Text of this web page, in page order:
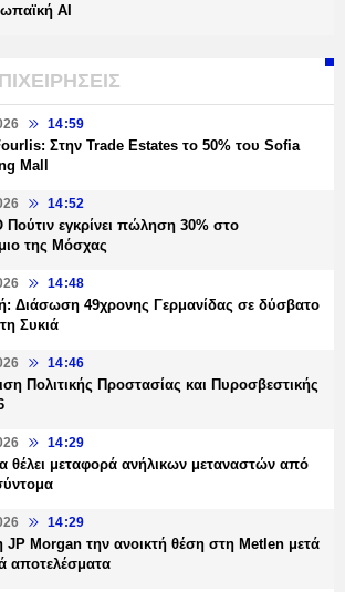
AI
14:59
Στην Trade Estates το 50% του Sofia
Mall
14:52
εγκρίνει πώληση 30% στο
της Μόσχας
14:48
Διάσωση 49χρονης Γερμανίδας σε δύσβατο
Συκιά
14:46
Πολιτικής Προστασίας και Πυροσβεστικής
14:29
θέλει μεταφορά ανήλικων μεταναστών από
14:29
JP Morgan την ανοικτή θέση στη Metlen μετά
αποτελέσματα